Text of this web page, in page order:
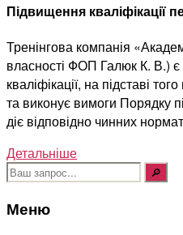
Підвищення кваліфікації
Тренінгова компанія
власності ФОП Галюк К. В.)
кваліфікації, на підставі
та виконує вимоги Порядку
діє відповідно чинних
Детальніше
Шукати:
Меню